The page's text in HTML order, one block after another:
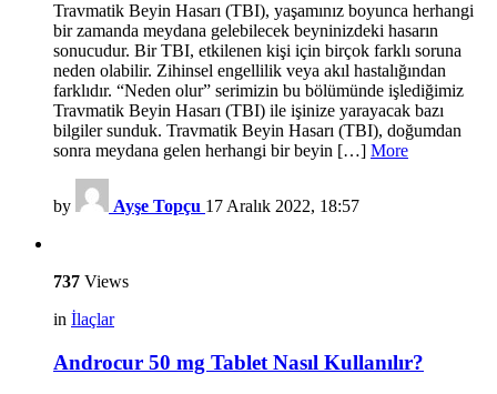
Travmatik Beyin Hasarı (TBI), yaşamınız boyunca herhangi
bir zamanda meydana gelebilecek beyninizdeki hasarın
sonucudur. Bir TBI, etkilenen kişi için birçok farklı soruna
neden olabilir. Zihinsel engellilik veya akıl hastalığından
farklıdır. “Neden olur” serimizin bu bölümünde işlediğimiz
Travmatik Beyin Hasarı (TBI) ile işinize yarayacak bazı
bilgiler sunduk. Travmatik Beyin Hasarı (TBI), doğumdan
sonra meydana gelen herhangi bir beyin […] More
by Ayşe Topçu 17 Aralık 2022, 18:57
737 Views
in İlaçlar
Androcur 50 mg Tablet Nasıl Kullanılır?